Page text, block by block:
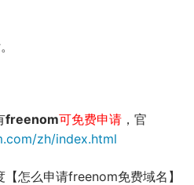
freenom可免费申请 ，官
zh/index.html
怎么申请freenom免费域名】